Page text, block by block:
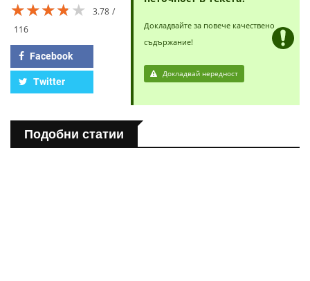
★★★★★
★★★★★
★★★★★
3.78
116
Facebook
Twitter
Докладвайте за повече качествено
съдържание!
Докладвай нередност
Подобни статии